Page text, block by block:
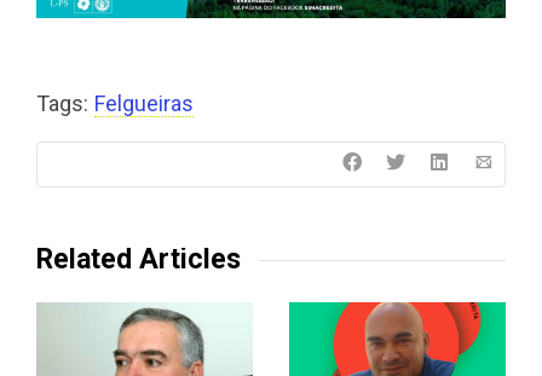
Tags: Felgueiras
Related Articles